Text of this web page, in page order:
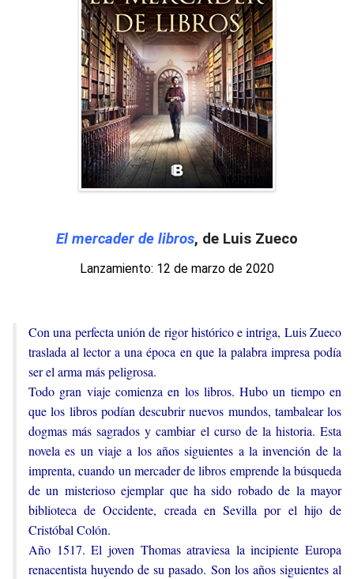
El mercader de libros, de Luis Zueco
Lanzamiento: 12 de marzo de 2020
Con una perfecta unión de rigor histórico e intriga, Luis Zueco
traslada al lector a una época en que la palabra impresa podía
ser el arma más peligrosa.
Todo gran viaje comienza en los libros. Hubo un tiempo en
que los libros podían descubrir nuevos mundos, tambalear los
dogmas más sagrados y cambiar el curso de la historia. Esta
novela es un viaje a los años siguientes a la invención de la
imprenta, cuando un mercader de libros emprende la búsqueda
de un misterioso ejemplar que ha sido robado de la mayor
biblioteca de Occidente, creada en Sevilla por el hijo de
Cristóbal Colón.
Año 1517. El joven Thomas atraviesa la incipiente Europa
renacentista huyendo de su pasado. Son los años siguientes al